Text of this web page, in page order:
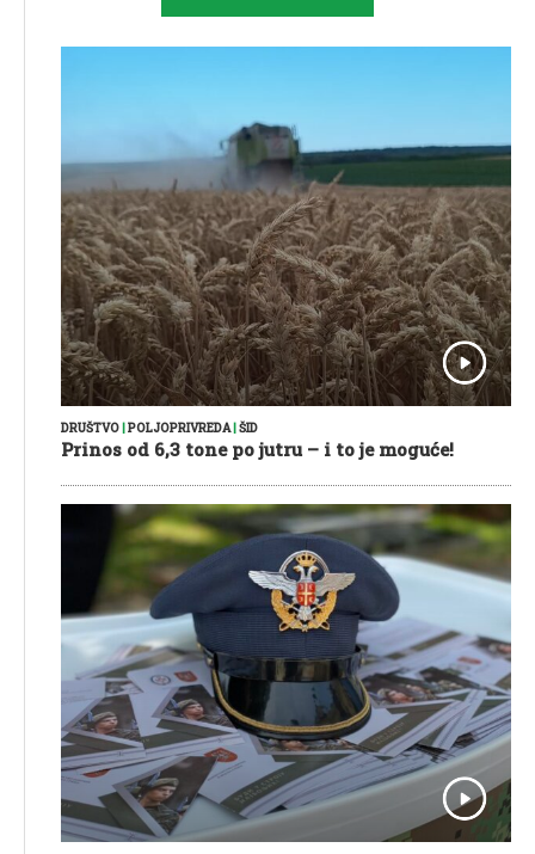
DRUŠTVO|POLJOPRIVREDA|ŠID
Prinos od 6,3 tone po jutru – i to je moguće!